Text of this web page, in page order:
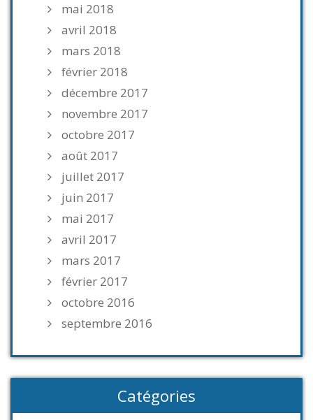
mai 2018
avril 2018
mars 2018
février 2018
décembre 2017
novembre 2017
octobre 2017
août 2017
juillet 2017
juin 2017
mai 2017
avril 2017
mars 2017
février 2017
octobre 2016
septembre 2016
Catégories